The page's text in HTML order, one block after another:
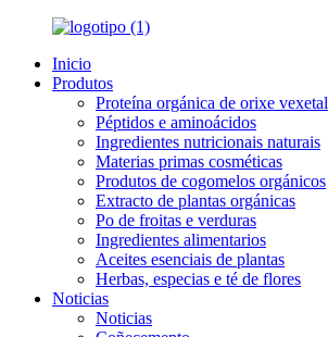
Inicio
Produtos
Proteína orgánica de orixe vexetal
Péptidos e aminoácidos
Ingredientes nutricionais naturais
Materias primas cosméticas
Produtos de cogomelos orgánicos
Extracto de plantas orgánicas
Po de froitas e verduras
Ingredientes alimentarios
Aceites esenciais de plantas
Herbas, especias e té de flores
Noticias
Noticias